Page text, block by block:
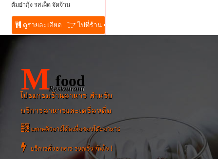
ต้มยำกุ้ง รสเผ็ด จัดจ้าน
...
ดูรายละเอียด
ไปที่ร้าน
M food
Restaurant
โปรแกรมร้านอาหาร สำหรับ
บริการอาหารและเครื่องดื่ม
แสกนคิวอาร์โค้ดเพื่อจองโต๊ะอาหาร
บริการสั่งอาหาร รวดเร็ว ทันใจ !